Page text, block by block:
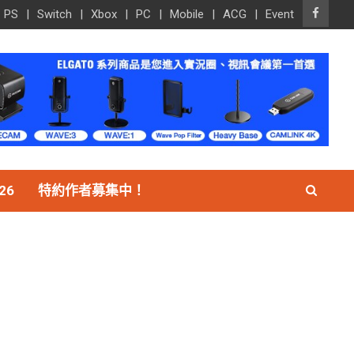
PS Switch Xbox PC Mobile ACG Event
特約作者募集中！